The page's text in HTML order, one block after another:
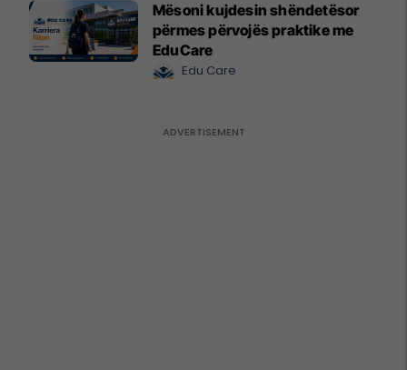
Mësoni kujdesin shëndetësor
përmes përvojës praktike me
EduCare
Edu Care